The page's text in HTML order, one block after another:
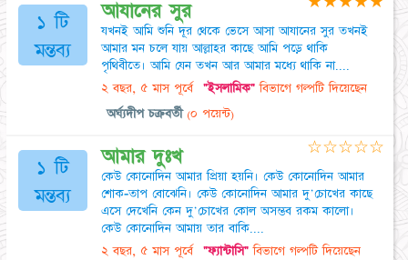
১ টি
মন্তব্য
আযানের সুর
যখনই আমি শুনি দূর থেকে ভেসে আসা আযানের সুর তখনই
আমার মন চলে যায় আল্লাহর কাছে আমি পড়ে থাকি
পৃথিবীতে। আমি যেন তখন আর আমার মধ্যে থাকি না....
২ বছর, ৫ মাস পূর্বে "ইসলামিক"বিভাগে গল্পটি দিয়েছেন
অর্ঘ্যদীপ চক্রবর্তী (০ পয়েন্ট)
১ টি
মন্তব্য
আমার দুঃখ
কেউ কোনোদিন আমার প্রিয়া হয়নি। কেউ কোনোদিন আমার
শোক-তাপ বোঝেনি। কেউ কোনোদিন আমার দু'চোখের কাছে
এসে দেখেনি কেন দু'চোখের কোল অসম্ভব রকম কালো।
কেউ কোনোদিন আমায় তার বাকি....
২ বছর, ৫ মাস পূর্বে "ফ্যান্টাসি"বিভাগে গল্পটি দিয়েছেন
☆☆☆☆☆